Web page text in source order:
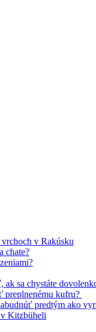
v Rakúsku
chate?
sa chystáte
preplnenému kufru?
predtým ako
Kitzbüheli